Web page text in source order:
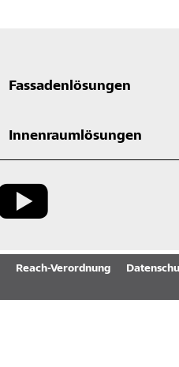
Fassadenlösungen
Innenraumlösungen
Reach-Verordnung